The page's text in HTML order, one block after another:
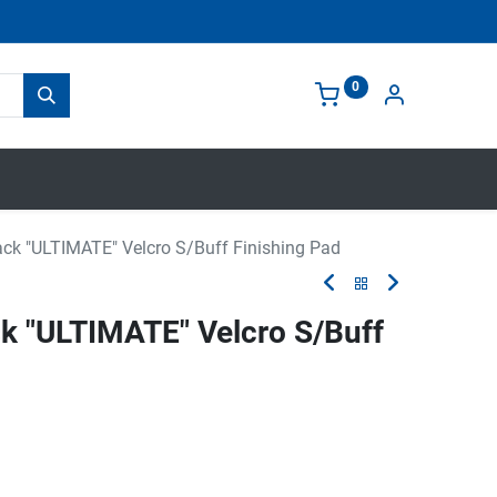
0
"ULTIMATE" Velcro S/Buff Finishing Pad
"ULTIMATE" Velcro S/Buff